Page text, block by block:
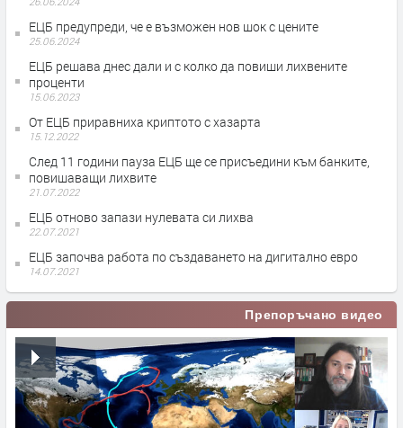
ЕЦБ предупреди, че е възможен нов шок с цените
25.06.2024
ЕЦБ решава днес дали и с колко да повиши лихвените
проценти
15.06.2023
От ЕЦБ приравниха криптото с хазарта
15.12.2022
След 11 години пауза ЕЦБ ще се присъедини към банките,
повишаващи лихвите
21.07.2022
ЕЦБ отново запази нулевата си лихва
22.07.2021
ЕЦБ започва работа по създаването на дигитално евро
14.07.2021
Препоръчано видео